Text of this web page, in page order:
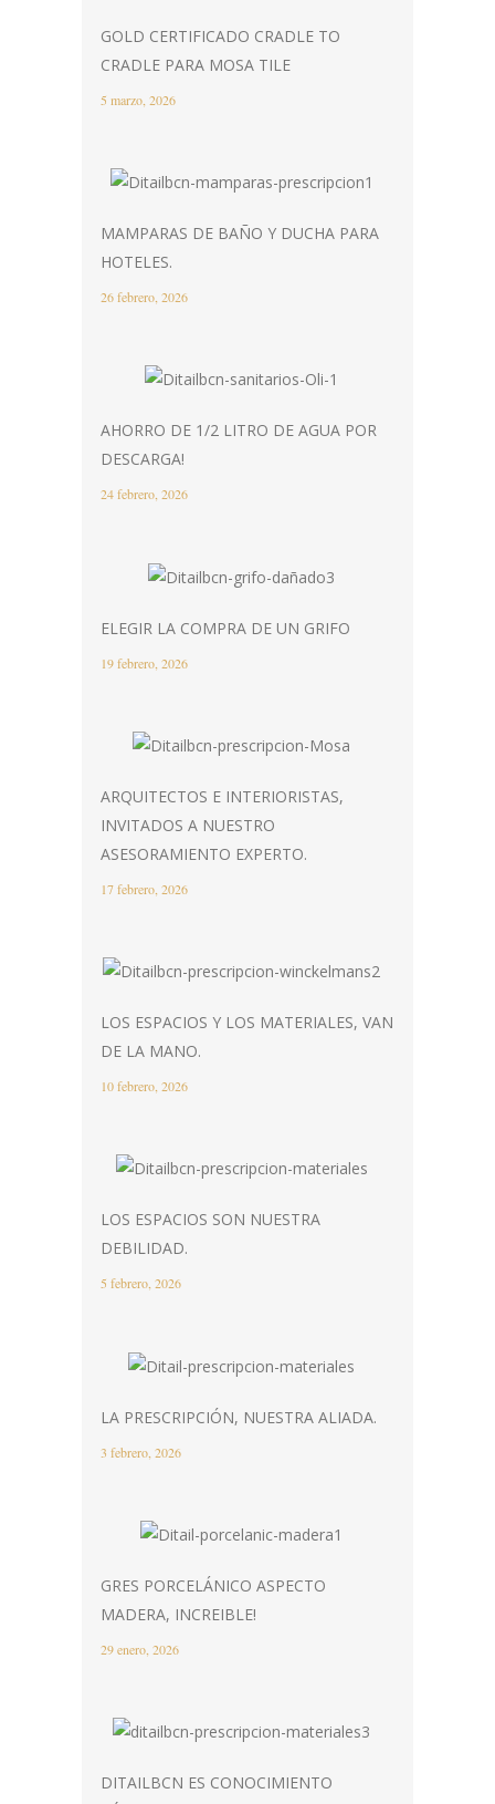
GOLD CERTIFICADO CRADLE TO
CRADLE PARA MOSA TILE
5 marzo, 2026
MAMPARAS DE BAÑO Y DUCHA PARA
HOTELES.
26 febrero, 2026
AHORRO DE 1/2 LITRO DE AGUA POR
DESCARGA!
24 febrero, 2026
ELEGIR LA COMPRA DE UN GRIFO
19 febrero, 2026
ARQUITECTOS E INTERIORISTAS,
INVITADOS A NUESTRO
ASESORAMIENTO EXPERTO.
17 febrero, 2026
LOS ESPACIOS Y LOS MATERIALES, VAN
DE LA MANO.
10 febrero, 2026
LOS ESPACIOS SON NUESTRA
DEBILIDAD.
5 febrero, 2026
LA PRESCRIPCIÓN, NUESTRA ALIADA.
3 febrero, 2026
GRES PORCELÁNICO ASPECTO
MADERA, INCREIBLE!
29 enero, 2026
DITAILBCN ES CONOCIMIENTO